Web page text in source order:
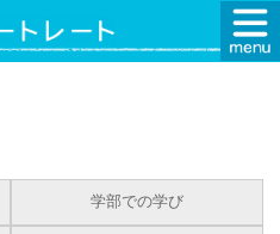
学部での学び